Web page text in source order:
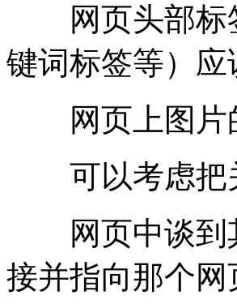
网页头部标签
键词标签等）
网页上图片
可以考虑把
网页中谈到其
接并指向那个网